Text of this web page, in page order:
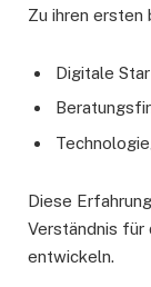
Zu ihren ersten
Digitale
Diese
Verständnis für
entwickeln.